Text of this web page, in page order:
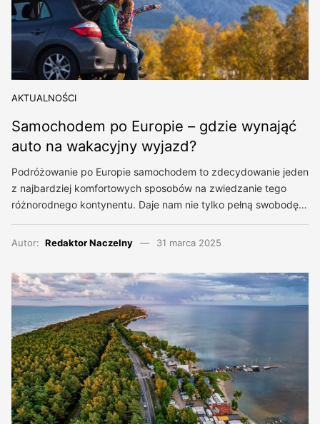
AKTUALNOŚCI
Samochodem po Europie – gdzie wynająć
auto na wakacyjny wyjazd?
Podróżowanie po Europie samochodem to zdecydowanie jeden
z najbardziej komfortowych sposobów na zwiedzanie tego
różnorodnego kontynentu. Daje nam nie tylko pełną swobodę…
Autor: Redaktor Naczelny 31 marca 2025